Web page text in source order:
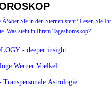
Ã¼ber Sie in den Sternen steht? Lesen Sie Ihr
Was steht in Ihrem Tageshoroskop?
- deeper insight
Werner Voelkel
Transpersonale Astrologie